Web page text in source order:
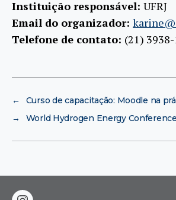
Instituição responsável: UFRJ
Email do organizador:
Telefone de contato: (21)
←
Curso de capacitação: Moodle na
→
World Hydrogen Energy